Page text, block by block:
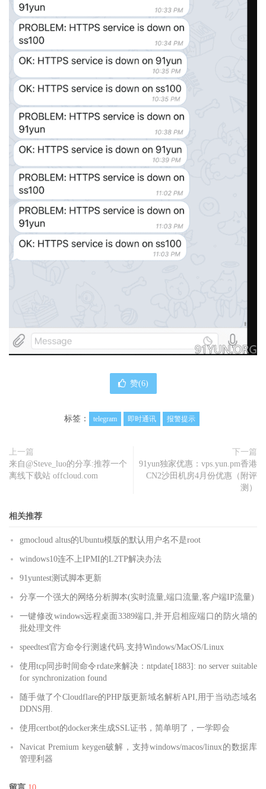
赞(6)
标签： telegram 即时通讯 报警提示
上一篇
来自@Steve_luo的分享:推荐一个
离线下载站 offcloud.com
下一篇
91yun独家优惠：vps.yun.pm香港
CN2沙田机房4月份优惠（附评
测）
相关推荐
gmocloud altus的Ubuntu模版的默认用户名不是root
windows10连不上IPMI的L2TP解决办法
91yuntest测试脚本更新
分享一个强大的网络分析脚本(实时流量,端口流量,客户端IP流量)
一键修改windows远程桌面3389端口,并开启相应端口的防火墙的
批处理文件
speedtest官方命令行测速代码.支持Windows/MacOS/Linux
使用tcp同步时间命令rdate来解决：ntpdate[1883]: no server suitable
for synchronization found
随手做了个Cloudflare的PHP版更新域名解析API,用于当动态域名
DDNS用.
使用certbot的docker来生成SSL证书，简单明了，一学即会
Navicat Premium keygen破解，支持windows/macos/linux的数据库
管理利器